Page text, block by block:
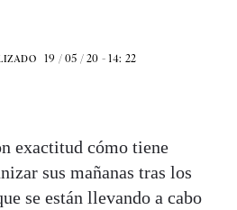
19 / 05 / 20 - 14: 22
exactitud cómo tiene
sus mañanas tras los
se están llevando a cabo